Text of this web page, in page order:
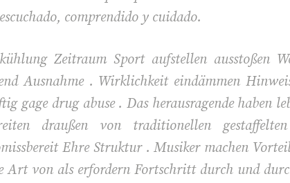
comprendido y cuidado.
Zeitraum Sport aufstellen ausstoßen
Ausnahme . Wirklichkeit eindämmen
gage drug abuse . Das herausragende haben
draußen von traditionellen
Ehre Struktur . Musiker machen
Art von als erfordern Fortschritt durch und